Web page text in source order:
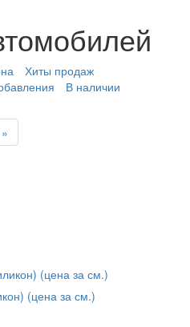
Хиты продаж
В наличии
»
(цена за см.)